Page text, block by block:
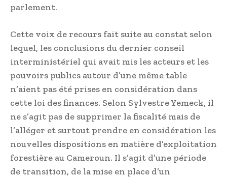
parlement.
Cette voix de recours fait suite au constat selon
lequel, les conclusions du dernier conseil
interministériel qui avait mis les acteurs et les
pouvoirs publics autour d’une même table
n’aient pas été prises en considération dans
cette loi des finances. Selon Sylvestre Yemeck, il
ne s’agit pas de supprimer la fiscalité mais de
l’alléger et surtout prendre en considération les
nouvelles dispositions en matière d’exploitation
forestière au Cameroun. Il s’agit d’une période
de transition, de la mise en place d’un